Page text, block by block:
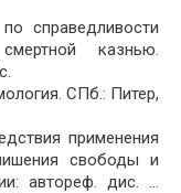
справедливости
казнью.
СПб.: Питер,
применения
свободы и
автореф. дис. …